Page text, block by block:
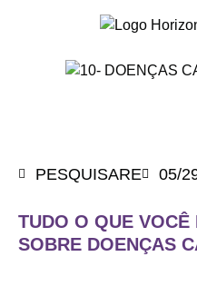
PESQUISARE 05/
TUDO O QUE VOCÊ
SOBRE DOENÇAS